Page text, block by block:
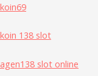
koin69
koin 138 slot
agen138 slot online